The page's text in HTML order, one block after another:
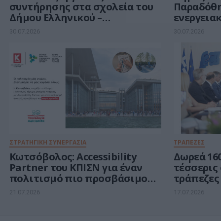
συντήρησης στα σχολεία του
Δήμου Ελληνικού –
Αργυρούπολης
30.07.2026
δωρεάν
30.07.2026
ΣΤΡΑΤΗΓΙΚΗ ΣΥΝΕΡΓΑΣΙΑ
Κωτσόβολος: Accessibility
Partner του ΚΠΙΣΝ για έναν
πολιτισμό πιο προσβάσιμο
σε όλους
21.07.2026
ΤΡΑΠΕΖΕΣ
Δωρεά
ΕΚΠΑ,
17.07.2026